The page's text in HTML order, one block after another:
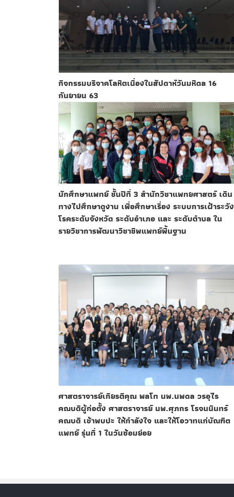
กิจกรรมบริจาคโลหิตเนื่องในสัปดาห์วันมหิดล 16
กันยายน 63
นักศึกษาแพทย์ ชั้นปีที่ 3 สำนักวิชาแพทยศาสตร์ เดิน
ทางไปศึกษาดูงาน เพื่อศึกษาเรื่อง ระบบการเฝ้าระวัง
โรคระดับจังหวัด ระดับอำเภอ และ ระดับตำบล ใน
รายวิชาการพัฒนาวิชาชีพแพทย์พื้นฐาน
ศาสตราจารย์เกียรติคุณ พลโท นพ.นพดล วรอุไร
คณบดีผู้ก่อตั้ง ศาสตราจารย์ นพ.ศุภกร โรจนนินทร์
คณบดี เข้าพบปะ ให้กำลังใจ และให้โอวาทแก่บัณฑิต
แพทย์ รุ่นที่ 1 ในวันซ้อมย่อย